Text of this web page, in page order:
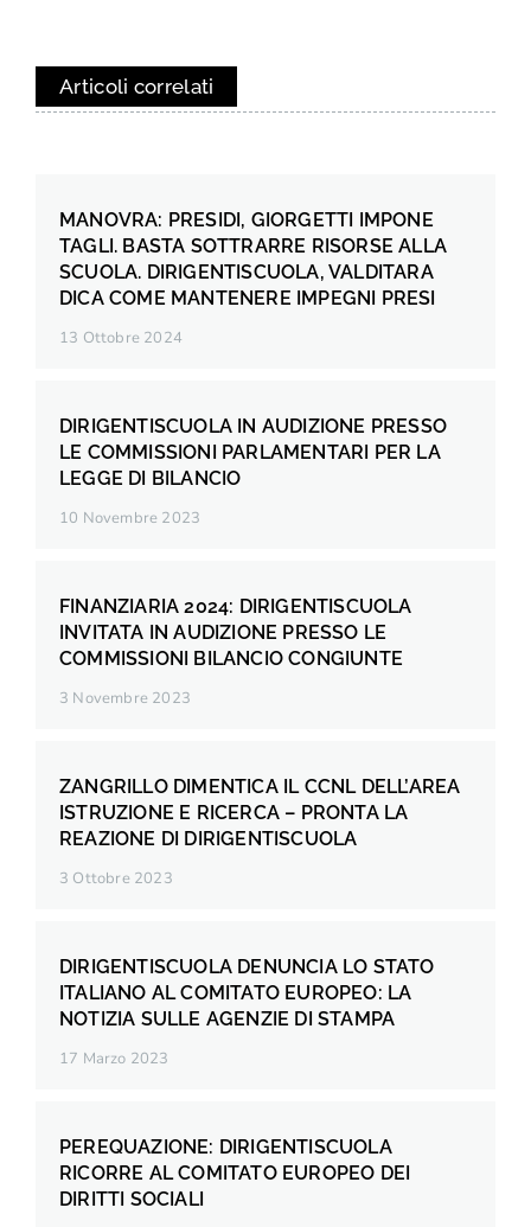
Articoli correlati
MANOVRA: PRESIDI, GIORGETTI IMPONE
TAGLI. BASTA SOTTRARRE RISORSE ALLA
SCUOLA. DIRIGENTISCUOLA, VALDITARA
DICA COME MANTENERE IMPEGNI PRESI
13 Ottobre 2024
DIRIGENTISCUOLA IN AUDIZIONE PRESSO
LE COMMISSIONI PARLAMENTARI PER LA
LEGGE DI BILANCIO
10 Novembre 2023
FINANZIARIA 2024: DIRIGENTISCUOLA
INVITATA IN AUDIZIONE PRESSO LE
COMMISSIONI BILANCIO CONGIUNTE
3 Novembre 2023
ZANGRILLO DIMENTICA IL CCNL DELL’AREA
ISTRUZIONE E RICERCA – PRONTA LA
REAZIONE DI DIRIGENTISCUOLA
3 Ottobre 2023
DIRIGENTISCUOLA DENUNCIA LO STATO
ITALIANO AL COMITATO EUROPEO: LA
NOTIZIA SULLE AGENZIE DI STAMPA
17 Marzo 2023
PEREQUAZIONE: DIRIGENTISCUOLA
RICORRE AL COMITATO EUROPEO DEI
DIRITTI SOCIALI